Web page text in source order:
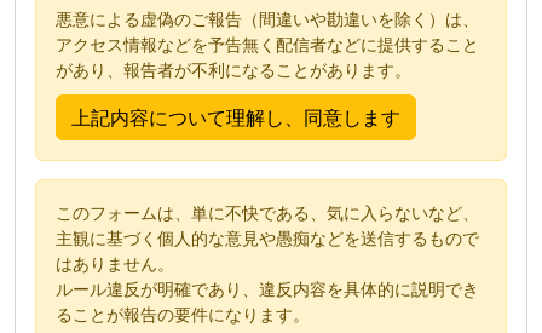
悪意による虚偽のご報告（間違いや勘違いを除く）は、
アクセス情報などを予告無く配信者などに提供すること
があり、報告者が不利になることがあります。
このフォームは、単に不快である、気に入らないなど、
主観に基づく個人的な意見や愚痴などを送信するもので
はありません。
ルール違反が明確であり、違反内容を具体的に説明でき
ることが報告の要件になります。